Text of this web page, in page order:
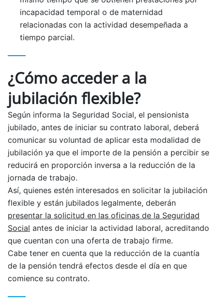
incapacidad temporal o de maternidad
relacionadas con la actividad desempeñada a
tiempo parcial.
¿Cómo acceder a la
jubilación flexible?
Según informa la Seguridad Social, el pensionista
jubilado, antes de iniciar su contrato laboral, deberá
comunicar su voluntad de aplicar esta modalidad de
jubilación ya que el importe de la pensión a percibir se
reducirá en proporción inversa a la reducción de la
jornada de trabajo.
Así, quienes estén interesados en solicitar la jubilación
flexible y están jubilados legalmente, deberán
presentar la solicitud en las oficinas de la Seguridad
Social antes de iniciar la actividad laboral, acreditando
que cuentan con una oferta de trabajo firme.
Cabe tener en cuenta que la reducción de la cuantía
de la pensión tendrá efectos desde el día en que
comience su contrato.